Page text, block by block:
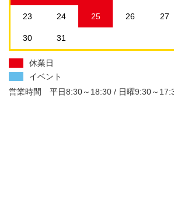
23 24 25 26 27
30 31
休業日
イベント